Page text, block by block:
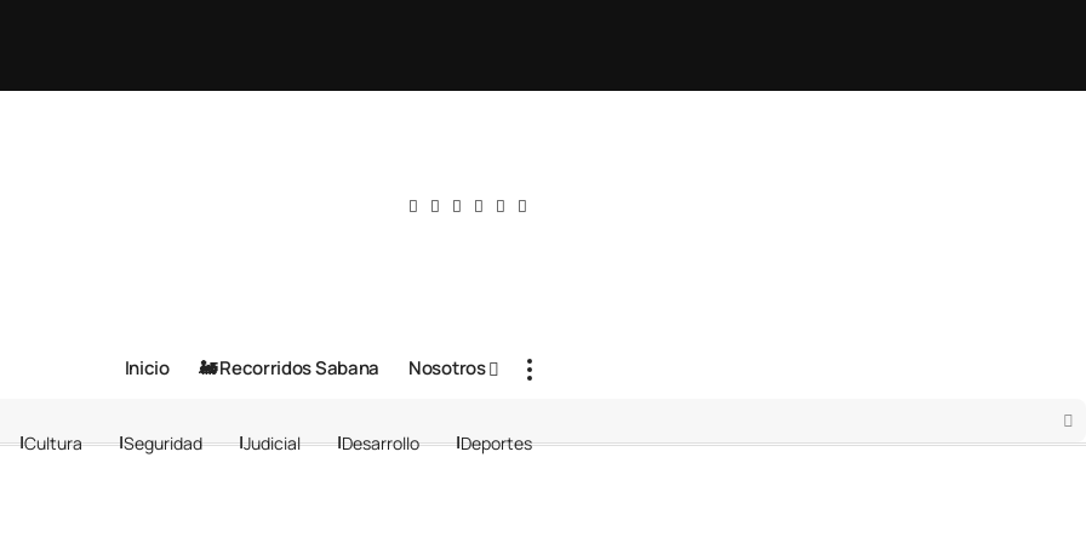
Inicio 🚂 Recorridos Sabana Nosotros
Cultura Seguridad Judicial Desarrollo Deportes